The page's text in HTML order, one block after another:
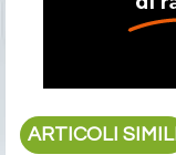
ARTICOLI SIMILI